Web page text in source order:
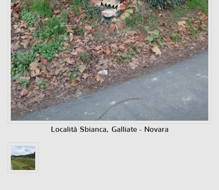
Località Sbianca, Galliate - Novara